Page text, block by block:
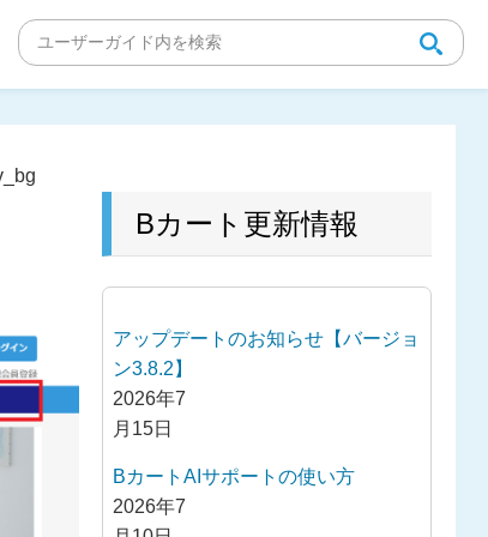
Bカート更新情報
アップデートのお知らせ【バージョ
ン3.8.2】
2026年7
月15日
BカートAIサポートの使い方
2026年7